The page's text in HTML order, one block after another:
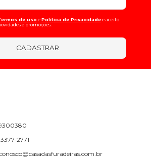
de uso ePolitica de Privacidadee aceito
e promoções.
CADASTRAR
2771